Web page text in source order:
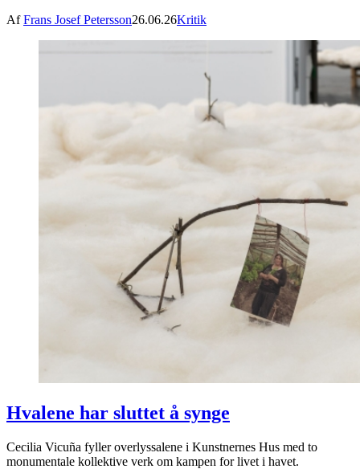
AfFrans Josef Petersson26.06.26Kritik
Hvalene har sluttet å synge
Cecilia Vicuña fyller overlyssalene i Kunstnernes Hus med to
monumentale kollektive verk om kampen for livet i havet.